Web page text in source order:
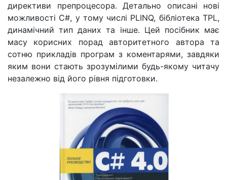
директиви препроцесора. Детально описані нові
можливості C#, у тому числі PLINQ, бібліотека TPL,
динамічний тип даних та інше. Цей посібник має
масу корисних порад авторитетного автора та
сотню прикладів програм з коментарями, завдяки
яким вони стають зрозумілими будь-якому читачу
незалежно від його рівня підготовки.